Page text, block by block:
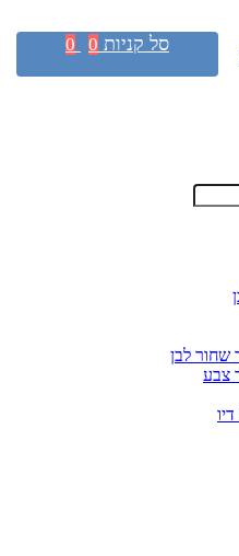
שחור לבן
צבע
סל קניות 0
0